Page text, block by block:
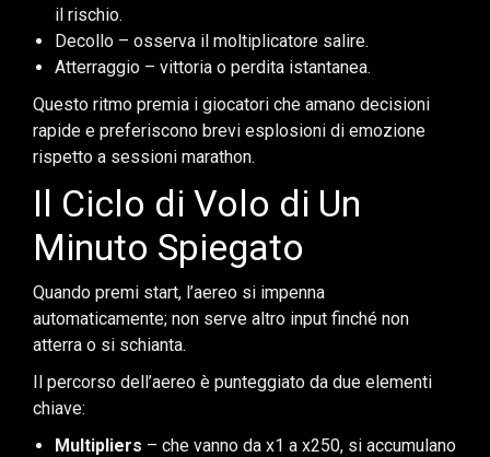
il rischio.
Decollo – osserva il moltiplicatore salire.
Atterraggio – vittoria o perdita istantanea.
Questo ritmo premia i giocatori che amano decisioni
rapide e preferiscono brevi esplosioni di emozione
rispetto a sessioni marathon.
Il Ciclo di Volo di Un
Minuto Spiegato
Quando premi start, l’aereo si impenna
automaticamente; non serve altro input finché non
atterra o si schianta.
Il percorso dell’aereo è punteggiato da due elementi
chiave:
Multipliers – che vanno da x1 a x250, si accumulano